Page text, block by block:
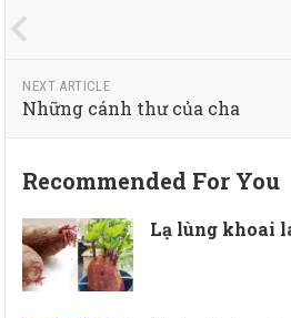
NEXT ARTICLE
Những cánh thư của cha
Recommended For You
Lạ lùng khoai